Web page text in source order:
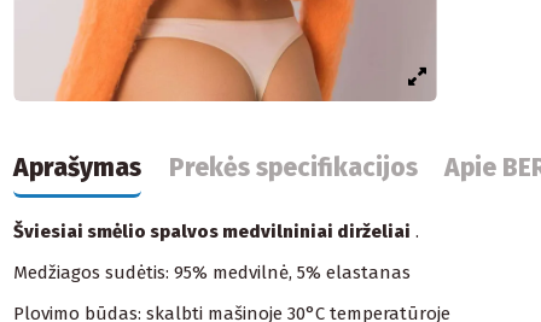
Aprašymas Prekės specifikacijos Apie
Šviesiai smėlio spalvos medvilniniai dirželiai .
Medžiagos sudėtis: 95% medvilnė, 5% elastanas
Plovimo būdas: skalbti mašinoje 30°C temperatūroje